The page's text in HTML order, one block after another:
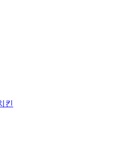
킨